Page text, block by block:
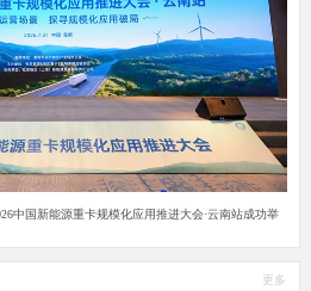
中国新能源重卡规模化应用推进大会·云南站成功举
更多